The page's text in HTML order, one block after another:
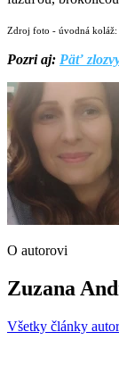
Zdroj foto - úvodná koláž:
Pozri aj: Päť
O autorovi
Zuzana
Všetky články